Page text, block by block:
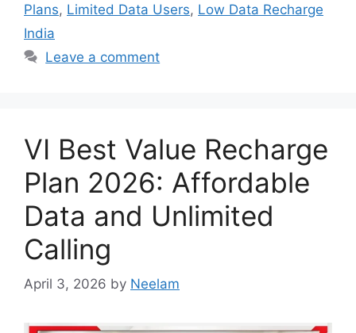
Plans, Limited Data Users, Low Data Recharge
India
Leave a comment
VI Best Value Recharge
Plan 2026: Affordable
Data and Unlimited
Calling
April 3, 2026 by Neelam